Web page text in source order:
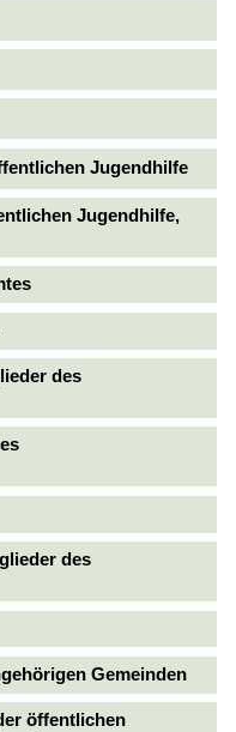
Jugendhilfe
Jugendhilfe,
des
des
Gemeinden
öffentlichen